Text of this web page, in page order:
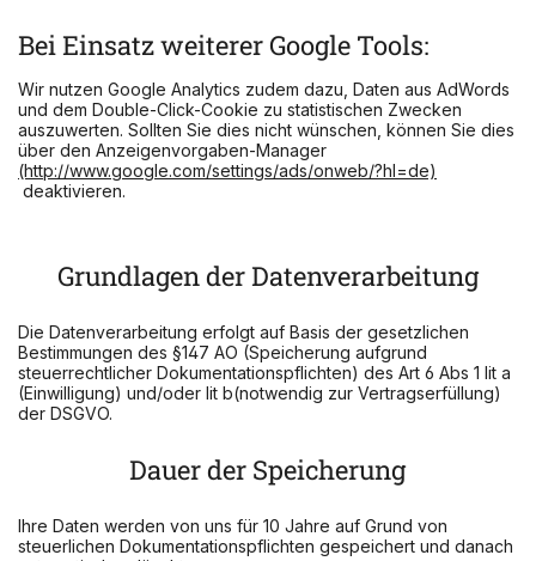
Bei Einsatz weiterer Google Tools:
Wir nutzen Google Analytics zudem dazu, Daten aus AdWords
und dem Double-Click-Cookie zu statistischen Zwecken
auszuwerten. Sollten Sie dies nicht wünschen, können Sie dies
über den Anzeigenvorgaben-Manager
(http://www.google.com/settings/ads/onweb/?hl=de)
deaktivieren.
Diese Website nutzt den Personalisierungs- und
Analyse des Nutzerverhaltens anhand von (automatisierten)
Nutzersegmentierungen. Wir können anhand der Auswertung
der Logfiledaten ermitteln, wie die einzelnen Nutzersegmente
die Website besuchen, welche Landing-Pages aufgesucht
werden und wie eine Steigerung der Klickraten erreicht
anonymisiert Zielgruppen zu. Für die Analysen werden, wie
eingesetzt, die mit einer pseudonymisierten ID verknüpft
werden. Ihre IP-Adresse wird dazu vollständig anonymisiert
und nicht gespeichert. Die durch den Cookie/ den Local
Grundlagen der Datenverarbeitung
Die Datenverarbeitung erfolgt auf Basis der gesetzlichen
Bestimmungen des §147 AO (Speicherung aufgrund
steuerrechtlicher Dokumentationspflichten) des Art 6 Abs 1 lit a
(Einwilligung) und/oder lit b(notwendig zur Vertragserfüllung)
der DSGVO.
Dauer der Speicherung
Ihre Daten werden von uns für 10 Jahre auf Grund von
steuerlichen Dokumentationspflichten gespeichert und danach